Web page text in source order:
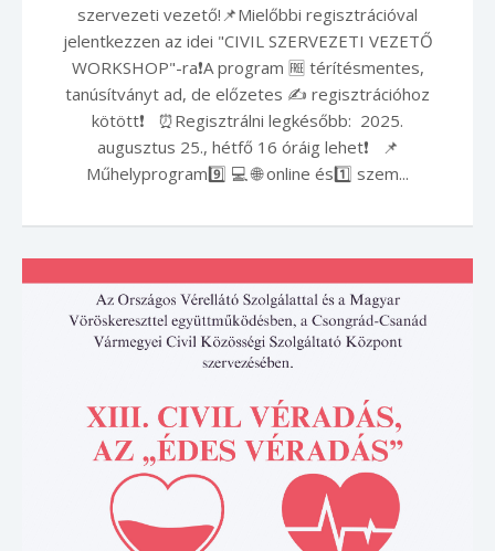
szervezeti vezető!📌Mielőbbi regisztrációval
jelentkezzen az idei "CIVIL SZERVEZETI VEZETŐ
WORKSHOP"-ra❗️A program 🆓 térítésmentes,
tanúsítványt ad, de előzetes ✍️ regisztrációhoz
kötött❗️ ⏰Regisztrálni legkésőbb: 2025.
augusztus 25., hétfő 16 óráig lehet❗️ 📌
Műhelyprogram9️⃣ 💻 🌐 online és1️⃣ szem...